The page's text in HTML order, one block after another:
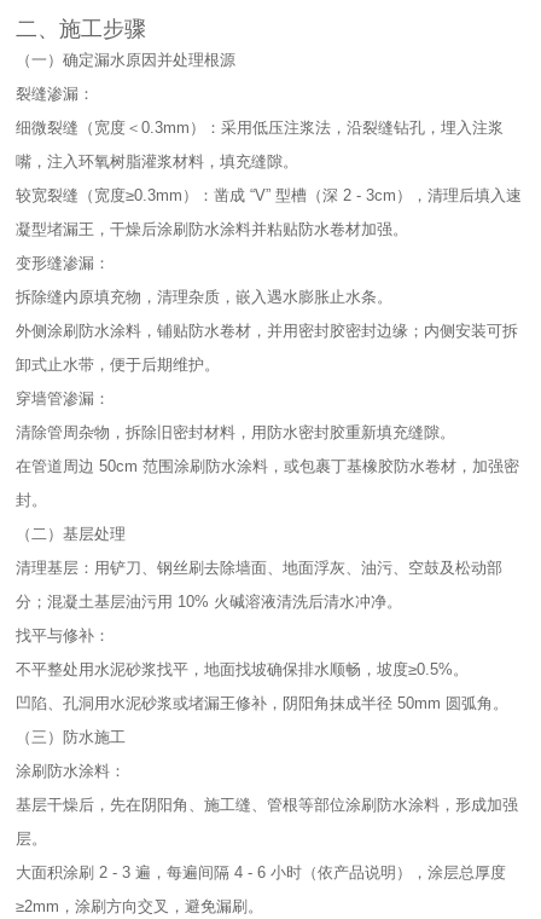
二、施工步骤​
（一）确定漏水原因并处理根源​
裂缝渗漏：​
细微裂缝（宽度＜0.3mm）：采用低压注浆法，沿裂缝钻孔，埋入注浆
嘴，注入环氧树脂灌浆材料，填充缝隙。​
较宽裂缝（宽度≥0.3mm）：凿成 “V” 型槽（深 2 - 3cm），清理后填入速
凝型堵漏王，干燥后涂刷防水涂料并粘贴防水卷材加强。​
变形缝渗漏：​
拆除缝内原填充物，清理杂质，嵌入遇水膨胀止水条。​
外侧涂刷防水涂料，铺贴防水卷材，并用密封胶密封边缘；内侧安装可拆
卸式止水带，便于后期维护。​
穿墙管渗漏：​
清除管周杂物，拆除旧密封材料，用防水密封胶重新填充缝隙。​
在管道周边 50cm 范围涂刷防水涂料，或包裹丁基橡胶防水卷材，加强密
封。​
（二）基层处理​
清理基层：用铲刀、钢丝刷去除墙面、地面浮灰、油污、空鼓及松动部
分；混凝土基层油污用 10% 火碱溶液清洗后清水冲净。​
找平与修补：​
不平整处用水泥砂浆找平，地面找坡确保排水顺畅，坡度≥0.5%。​
凹陷、孔洞用水泥砂浆或堵漏王修补，阴阳角抹成半径 50mm 圆弧角。​
（三）防水施工​
涂刷防水涂料：​
基层干燥后，先在阴阳角、施工缝、管根等部位涂刷防水涂料，形成加强
层。​
大面积涂刷 2 - 3 遍，每遍间隔 4 - 6 小时（依产品说明），涂层总厚度
≥2mm，涂刷方向交叉，避免漏刷。​